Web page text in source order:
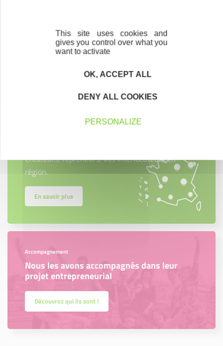
Cliquez ici
Créateurs, repreneurs, vos interlocuteurs en
région.
En savoir plus
Accompagnement
Nous les avons accompagnés dans leur
projet entrepreneurial
Découvrez qui ils sont !
This site uses cookies and
gives you control over what you
want to activate
OK, ACCEPT ALL
DENY ALL COOKIES
PERSONALIZE